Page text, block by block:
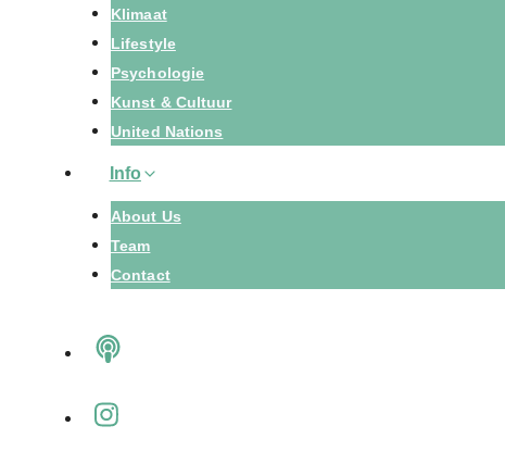
Klimaat
Lifestyle
Psychologie
Kunst & Cultuur
United Nations
Info
About Us
Team
Contact